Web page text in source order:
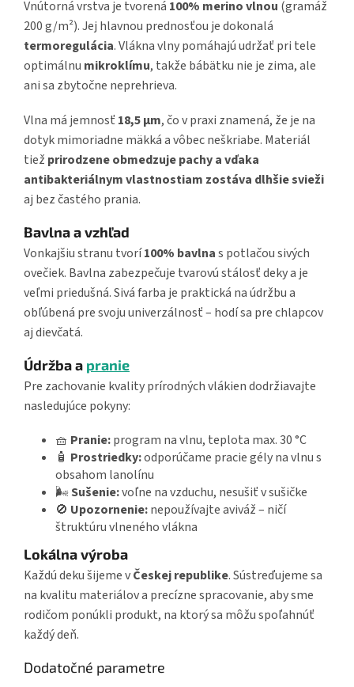
Vnútorná vrstva je tvorená 100% merino vlnou (gramáž
200 g/m²). Jej hlavnou prednosťou je dokonalá
termoregulácia. Vlákna vlny pomáhajú udržať pri tele
optimálnu mikroklímu, takže bábätku nie je zima, ale
ani sa zbytočne neprehrieva.
Vlna má jemnosť18,5 µm, čo v praxi znamená, že je na
dotyk mimoriadne mäkká a vôbec neškriabe. Materiál
tiež prirodzene obmedzuje pachy a vďaka
antibakteriálnym vlastnostiam zostáva dlhšie svieži
aj bez častého prania.
Bavlna a vzhľad
Vonkajšiu stranu tvorí100% bavlnas potlačou sivých
ovečiek. Bavlna zabezpečuje tvarovú stálosť deky a je
veľmi priedušná. Sivá farba je praktická na údržbu a
obľúbená pre svoju univerzálnosť – hodí sa pre chlapcov
aj dievčatá.
Údržba a pranie
Pre zachovanie kvality prírodných vlákien dodržiavajte
nasledujúce pokyny:
🧺 Pranie:program na vlnu, teplota max. 30 °C
🧴 Prostriedky:odporúčame pracie gély na vlnu s
obsahom lanolínu
🌬️Sušenie:voľne na vzduchu, nesušiť v sušičke
🚫 Upozornenie:nepoužívajte aviváž – ničí
štruktúru vlneného vlákna
Lokálna výroba
Každú deku šijeme vČeskej republike. Sústreďujeme sa
na kvalitu materiálov a precízne spracovanie, aby sme
rodičom ponúkli produkt, na ktorý sa môžu spoľahnúť
každý deň.
Dodatočné parametre